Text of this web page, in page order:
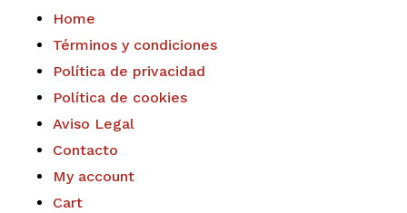
Home
Términos y condiciones
Política de privacidad
Política de cookies
Aviso Legal
Contacto
My account
Cart